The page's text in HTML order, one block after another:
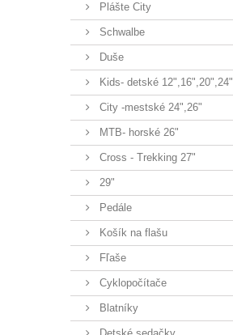
Plášte City
Schwalbe
Duše
Kids- detské 12",16",20",24"
City -mestské 24",26"
MTB- horské 26"
Cross - Trekking 27"
29"
Pedále
Košík na flašu
Fľaše
Cyklopočítače
Blatníky